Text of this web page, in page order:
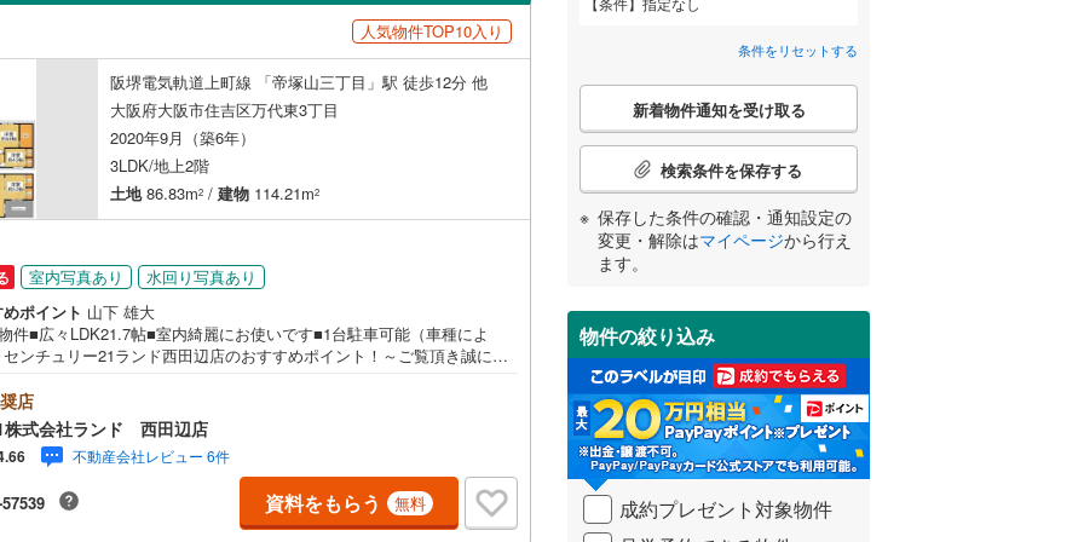
人気物件TOP10入り
阪堺電気軌道上町線 「帝塚山三丁目」駅 徒歩12分 他
大阪府大阪市住吉区万代東3丁目
2020年9月（築6年）
3LDK/地上2階
土地86.83m2 / 建物 114.21m2
室内写真あり
水回り写真あり
ポイント 山下 雄大
件■広々LDK21.7帖■室内綺麗にお使いです■1台駐車可能（車種によ
ンチュリー21ランド西田辺店のおすすめポイント！～ご覧頂き誠にあ
■広々LDK21.7帖■室内綺麗にお使いです■1台駐車可能（車種による）
■南海高野線「住吉東」駅より徒歩約10分お気軽にお問い合わせくださ
ンチュリー21ランドについて＞●センチュリー21ランド西田辺店
お客様のニーズに寄り添い、大切なお住まいのご購入に最後まで伴
ます！●リフォームのご相談も承っております。●不動産に関するお悩
んでもお気軽にご相談くださいませ！
店
株式会社ランド 西田辺店
不動産会社レビュー 6件
資料をもらう 無料
条件をリセットする
こ
検
条
件
受
け
取
る
・
条
件
を
イ
新着物件通知を受け取る
検索条件を保存する
保存した条件の確認・通知設定の
変更・解除はマイページから行え
ます。
物件の絞り込み
成約プレゼント対象物件
島根 岡山 広島 山口
愛媛 高知
長崎 鹿児島 沖縄
この条件で検索する
この条件で検索するこの条件で検索する
164)
189) 京都市営地下鉄東西線(249) OsakaMetro長堀鶴見緑地線(122)
里筋線
131 ) OsakaMetro御堂筋線 OsakaMetro谷町線(227)
つ橋線
) OsakaMetro千日前線(86)
堺筋線(47) 神戸市営地下鉄西神・山手線(151) 神戸市営地下鉄海岸線( 15)
( 302) 近鉄奈良線 近鉄橿原線
(18) 近鉄信貴線 (34) 近鉄南大阪線 (339
(10 近鉄長野線 ( 187) 近鉄道明寺線(42 )
(10) 近鉄生駒線(86)
( 67) 近鉄西信貴ケーブル(8)
ブル (27 近江鉄道近江本線 (42) 近江鉄道多賀線(6)
この条件で検索するこの条件で検索する
バリアフリー住宅（0）
）
平屋・1階建て （0） 3階建て以上（1）
ーム（納戸）（0）
小学校まで1km以内（1）
ち方、日当たり
（0） 角地（1） 南道路（1）
）
イニング15畳以上
この条件で検索する
保存した条件を見る